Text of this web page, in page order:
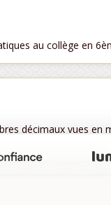
au collège en
décimaux vues en